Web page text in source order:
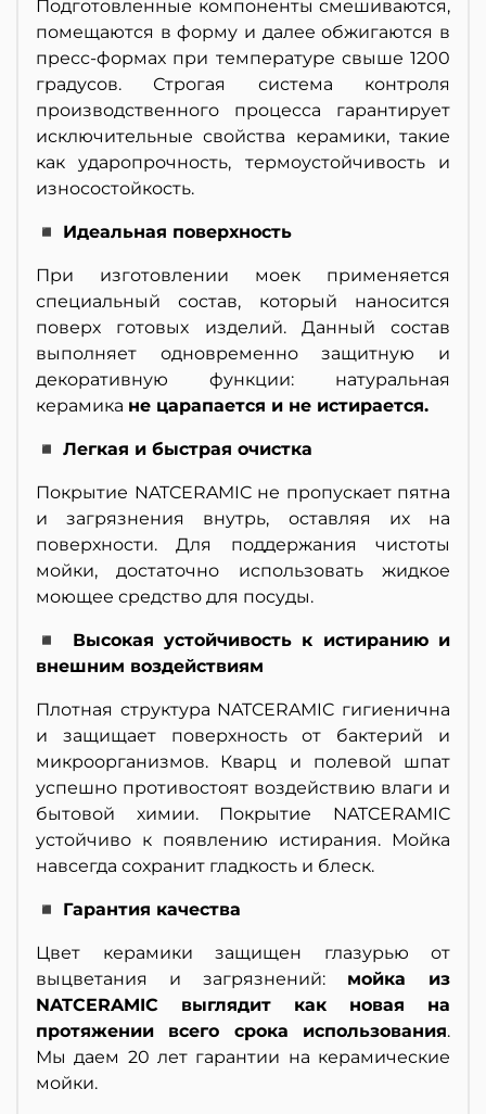
Подготовленные компоненты смешиваются,
помещаются в форму и далее обжигаются в
пресс-формах при температуре свыше 1200
градусов. Строгая система контроля
производственного процесса гарантирует
исключительные свойства керамики, такие
как ударопрочность, термоустойчивость и
износостойкость.
◾ Идеальная поверхность
При изготовлении моек применяется
специальный состав, который наносится
поверх готовых изделий. Данный состав
выполняет одновременно защитную и
декоративную функции: натуральная
керамика не царапается и не истирается.
◾ Легкая и быстрая очистка
Покрытие NATCERAMIC не пропускает пятна
и загрязнения внутрь, оставляя их на
поверхности. Для поддержания чистоты
мойки, достаточно использовать жидкое
моющее средство для посуды.
◾ Высокая устойчивость к истиранию и
внешним воздействиям
Плотная структура NATCERAMIC гигиенична
и защищает поверхность от бактерий и
микроорганизмов. Кварц и полевой шпат
успешно противостоят воздействию влаги и
бытовой химии. Покрытие NATCERAMIC
устойчиво к появлению истирания. Мойка
навсегда сохранит гладкость и блеск.
◾ Гарантия качества
Цвет керамики защищен глазурью от
выцветания и загрязнений: мойка из
NATCERAMIC выглядит как новая на
протяжении всего срока использования.
Мы даем 20 лет гарантии на керамические
мойки.